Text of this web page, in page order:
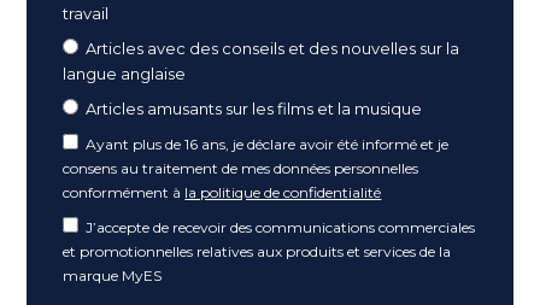
travail
Articles avec des conseils et des nouvelles sur la
langue anglaise
Articles amusants sur les films et la musique
Ayant plus de 16 ans, je déclare avoir été informé et je
consens au traitement de mes données personnelles
conformément à la politique de confidentialité
J’accepte de recevoir des communications commerciales
et promotionnelles relatives aux produits et services de la
marque MyES